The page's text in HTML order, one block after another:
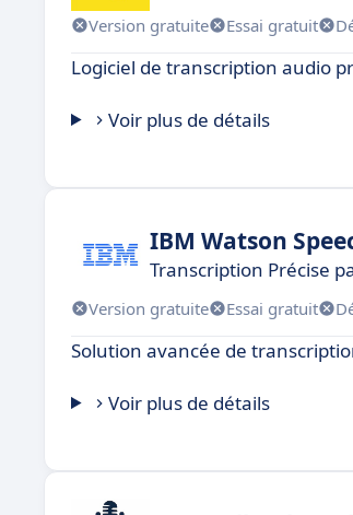
Version gratuite Essai gratuit
Logiciel de transcription audio
Voir plus de détails
IBM Watson
Transcription Précise
Version gratuite Essai gratuit
Solution avancée de
Voir plus de détails